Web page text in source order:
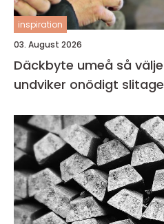
inspiration
03. August 2026
Däckbyte umeå så väljer du rätt service och
undviker onödigt slitage